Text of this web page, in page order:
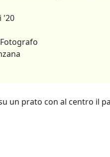
'20
Fotografo
un prato con al centro il